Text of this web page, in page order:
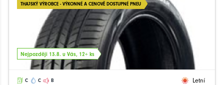
THAJSKÝ VÝROBCE - VÝKONNÉ A CENOVĚ DOSTUPNÉ PNEU
Nejpozději 13.8. u Vás, 12+ ks
C C B Letní